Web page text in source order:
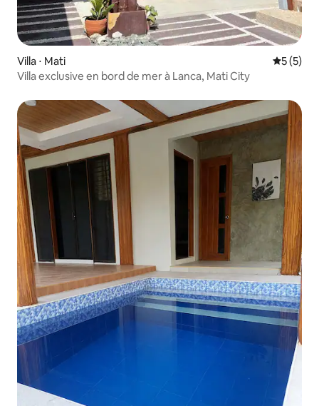
Villa ⋅ Mati
5 (5)
Villa exclusive en bord de mer à Lanca, Mati City